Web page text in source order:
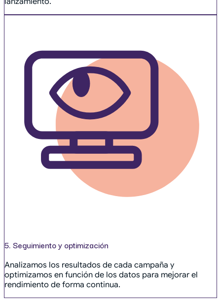
5. Seguimiento y optimización
Analizamos los resultados de cada campaña y
optimizamos en función de los datos para mejorar el
rendimiento de forma continua.